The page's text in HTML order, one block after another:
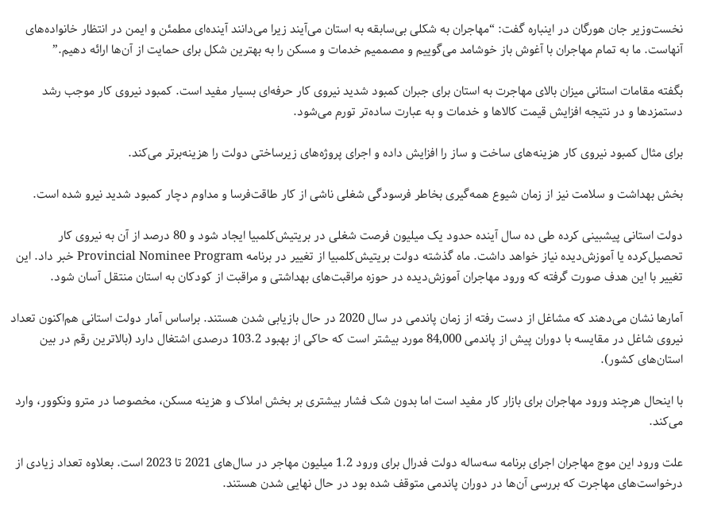
نخست‌وزیر جان هورگان در اینباره گفت: “مهاجران به شکلی بی‌سابقه به استان می‌آیند زیرا می‌دانند آینده‌ای مطمئن و ایمن در انتظار خانواده‌های
آنهاست. ما به تمام مهاجران با آغوش باز خوشامد می‌گوییم و مصممیم خدمات و مسکن را به بهترین شکل برای حمایت از آن‌ها ارائه دهیم.”
بگفته مقامات استانی میزان بالای مهاجرت به استان برای جبران کمبود شدید نیروی کار حرفه‌ای بسیار مفید است. کمبود نیروی کار موجب رشد
دستمزدها و در نتیجه افزایش قیمت کالاها و خدمات و به عبارت ساده‌تر تورم می‌شود.
برای مثال کمبود نیروی کار هزینه‌های ساخت و ساز را افزایش داده و اجرای پروژه‌های زیرساختی دولت را هزینه‌برتر می‌کند.
بخش بهداشت و سلامت نیز از زمان شیوع همه‌گیری بخاطر فرسودگی شغلی ناشی از کار طاقت‌فرسا و مداوم دچار کمبود شدید نیرو شده است.
دولت استانی پیشبینی کرده طی ده سال آینده حدود یک میلیون فرصت شغلی در بریتیش‌کلمبیا ایجاد شود و 80 درصد از آن به نیروی کار
تحصیل‌کرده یا آموزش‌دیده نیاز خواهد داشت. ماه گذشته دولت بریتیش‌کلمبیا از تغییر در برنامه Provincial Nominee Program خبر داد. این
تغییر با این هدف صورت گرفته که ورود مهاجران آموزش‌دیده در حوزه مراقبت‌های بهداشتی و مراقبت از کودکان به استان منتقل آسان شود.
آمارها نشان می‌دهند که مشاغل از دست رفته از زمان پاندمی در سال 2020 در حال بازیابی شدن هستند. براساس آمار دولت استانی هم‎‌اکنون تعداد
نیروی شاغل در مقایسه با دوران پیش از پاندمی 84,000 مورد بیشتر است که حاکی از بهبود 103.2 درصدی اشتغال دارد (بالاترین رقم در بین
استان‌های کشور).
با اینحال هرچند ورود مهاجران برای بازار کار مفید است اما بدون شک فشار بیشتری بر بخش املاک و هزینه مسکن، مخصوصا در مترو ونکوور، وارد
می‌کند.
علت ورود این موج مهاجران اجرای برنامه سه‌ساله دولت فدرال برای ورود 1.2 میلیون مهاجر در سال‌های 2021 تا 2023 است. بعلاوه تعداد زیادی از
درخواست‌های مهاجرت که بررسی آن‌ها در دوران پاندمی متوقف شده بود در حال نهایی شدن هستند.